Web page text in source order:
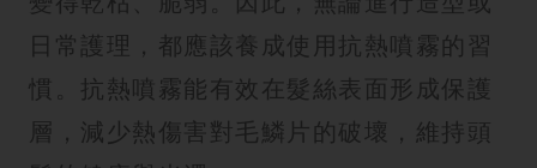
日常護理，都應該養成使用抗熱噴霧的習
慣。抗熱噴霧能有效在髮絲表面形成保護
層，減少熱傷害對毛鱗片的破壞，維持頭